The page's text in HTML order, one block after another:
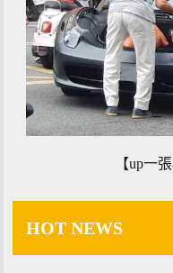
【up一
HOT NEWS